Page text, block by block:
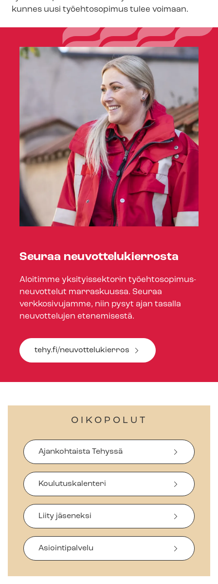
kunnes uusi työehtosopimus tulee voimaan.
Seuraa neu­vot­te­lu­kier­ros­ta
Aloitimme yksityissektorin työ­eh­to­so­pi­mus­
neu­vot­te­lut marraskuussa. Seuraa
verkkosivujamme, niin pysyt ajan tasalla
neuvottelujen etenemisestä.
tehy.fi/neuvottelukierros
OIKOPOLUT
Ajankohtaista Tehyssä
Koulutuskalenteri
Liity jäseneksi
Asiointipalvelu